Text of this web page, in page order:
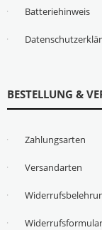
Batteriehinweis
BESTELLUNG &
Zahlungsarten
Versandarten
Widerrufsformular